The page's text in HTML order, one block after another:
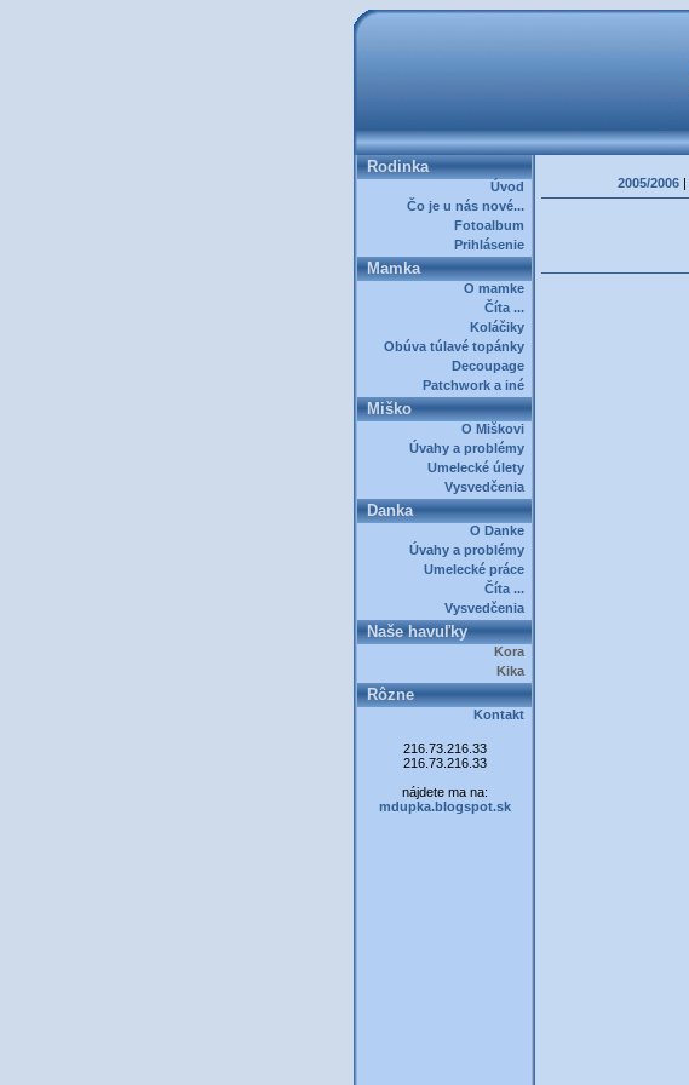
Rodinka
Úvod
Čo je u nás nové...
Fotoalbum
Prihlásenie
Mamka
O mamke
Číta ...
Koláčiky
Obúva túlavé topánky
Decoupage
Patchwork a iné
Miško
O Miškovi
Úvahy a problémy
Umelecké úlety
Vysvedčenia
Danka
O Danke
Úvahy a problémy
Umelecké práce
Číta ...
Vysvedčenia
Naše havuľky
Kora
Kika
Rôzne
Kontakt
216.73.216.33
216.73.216.33
nájdete ma na:
mdupka.blogspot.sk
2005/2006 |